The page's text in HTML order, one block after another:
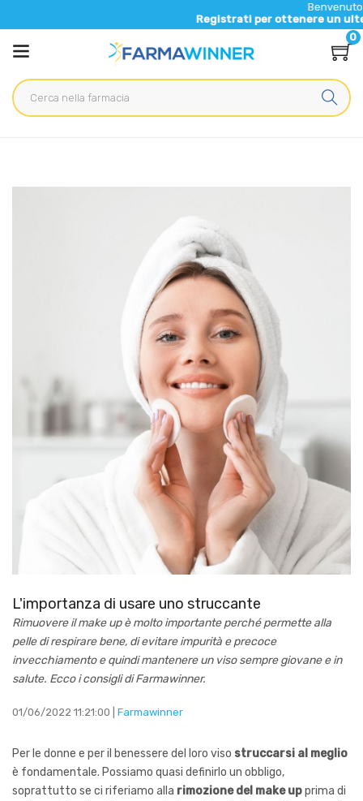
Benvenuto nel
Registrati per ottenere un ulteriore
0
L'importanza di usare uno struccante
Rimuovere il make up è molto importante perché permette alla
pelle di respirare bene, di evitare impurità e precoce
invecchiamento e quindi mantenere un viso sempre giovane e in
salute. Ecco i consigli di Farmawinner.
01/06/2022 11:21:00 | Farmawinner
Per le donne e per il benessere del loro viso struccarsi al meglio
è fondamentale. Possiamo quasi definirlo un obbligo,
soprattutto se ci riferiamo alla rimozione del make upprima di